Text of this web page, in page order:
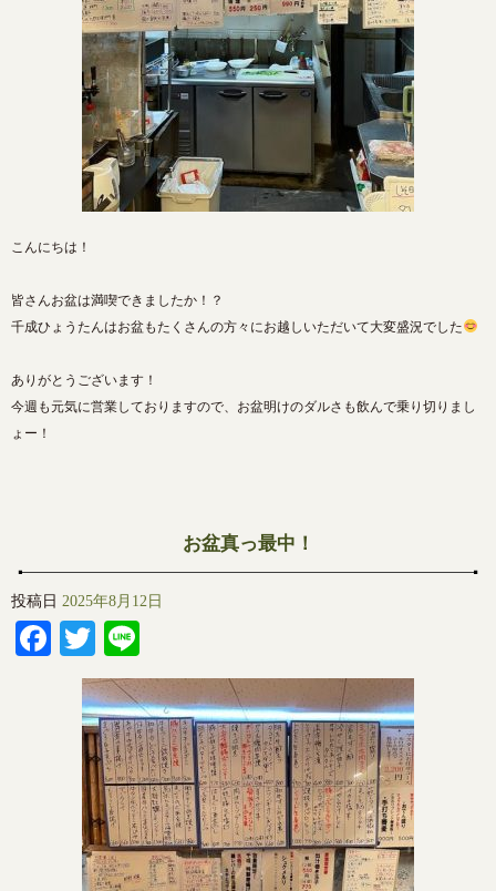
こんにちは！
皆さんお盆は満喫できましたか！？
千成ひょうたんはお盆もたくさんの方々にお越しいただいて大変盛況でした
ありがとうございます！
今週も元気に営業しておりますので、お盆明けのダルさも飲んで乗り切りまし
ょー！
お盆真っ最中！
投稿日 2025年8月12日
Facebook
Twitter